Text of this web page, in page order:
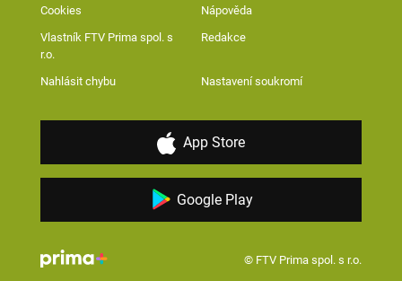
Cookies Nápověda
Vlastník FTV Prima spol. s
r.o.
Redakce
Nahlásit chybu Nastavení soukromí
App Store
Google Play
© FTV Prima spol. s r.o.